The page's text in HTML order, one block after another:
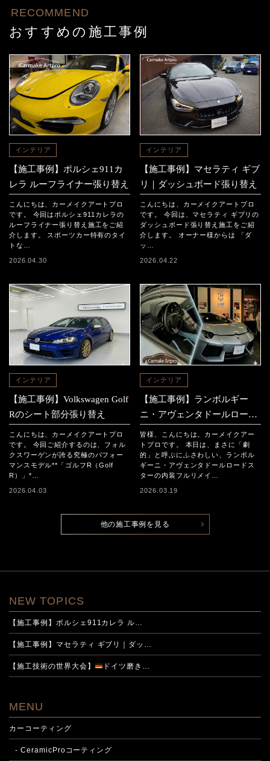
RECOMMEND
おすすめの施工事例
インテリア
【施工事例】ポルシェ911カ
レラ ルーフライナー張り替え
こんにちは、カーメイクアートプロ
です。 今回はポルシェ911カレラの
ルーフライナー張り替え施工をご紹
介します。 スポーツカー特有のタイ
トな…
2026.04.30
インテリア
【施工事例】マセラティ ギブ
リ｜ダッシュボード張り替え
こんにちは、カーメイクアートプロ
です。 今回は、マセラティ ギブリの
ダッシュボード張り替え施工をご紹
介します。 オーナー様からは 「ダ
ッ…
2026.04.22
インテリア
【施工事例】Volkswagen Golf
Rのシート部分張り替え
こんにちは、カーメイクアートプロ
です。 今回ご紹介するのは、フォル
クスワーゲンが誇る究極のパフォー
マンスモデル**「ゴルフR（Golf
R）」*…
2026.04.03
インテリア
【施工事例】ランボルギー
ニ・アヴェンタドールロード
スター 「内装フルリメイ
ク」
皆様、こんにちは。カーメイクアー
トプロです。 本日は、まさに「劇
的」と呼ぶにふさわしい、ランボル
ギーニ・アヴェンタドールロードス
ターの内装フルリメイ…
2026.03.19
他の施工事例を見る
NEW TOPICS
【施工事例】ポルシェ911カレラ ル…
【施工事例】マセラティ ギブリ｜ダッ…
【施工技術の世界大会】 ドイツ磨き…
MENU
カーコーティング
- CeramicProコーティング